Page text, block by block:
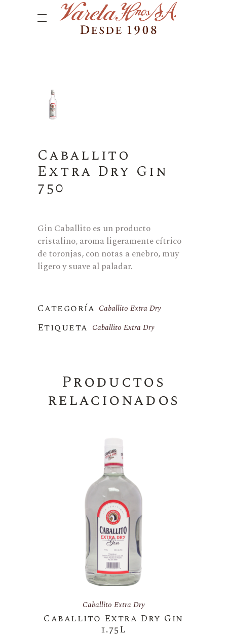
Caballito
Extra Dry Gin
750
Gin Caballito es un producto
cristalino, aroma ligeramente cítrico
de toronjas, con notas a enebro, muy
ligero y suave al paladar.
Categoría Caballito Extra Dry
Etiqueta Caballito Extra Dry
Productos
relacionados
Caballito Extra Dry
Caballito Extra Dry Gin
1.75L